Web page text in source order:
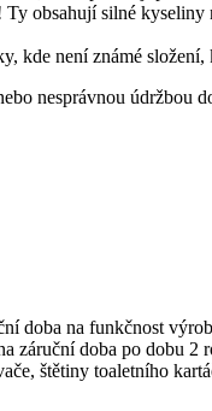
obsahují silné
kde není známé
nesprávnou údržbou
doba na funkčnost
záruční doba po dobu 2
štětiny toaletního